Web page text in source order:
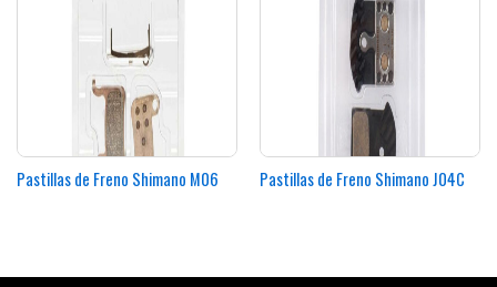
Pastillas de Freno Shimano M06 Pastillas de Freno Shimano J04C